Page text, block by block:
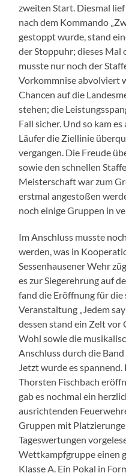
zweiten Start. Diesmal
nach dem Kommando
gestoppt wurde, stand
der Stoppuhr; dieses Mal
musste nur noch der
Vorkommnise abvolviert
Chancen auf die
stehen; die
Fall sicher. Und so kam
Läufer die Ziellinie
vergangen. Die Freude
sowie den schnellen
Meisterschaft war zum
erstmal angestoßen
noch einige Gruppen in
Im Anschluss musste
werden, was in
Sessenhausener Wehr
es zur Siegerehrung auf
fand die Eröffnung für
Veranstaltung „Jedem
dessen stand ein Zelt vor
Wohl sowie die
Anschluss durch die Band
Jetzt wurde es
Thorsten Fischbach
gab es nochmal ein
ausrichtenden
Gruppen mit
Tageswertungen
Wettkampfgruppe einen
Klasse A. Ein Pokal in